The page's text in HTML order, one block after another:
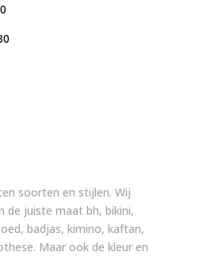
soorten en stijlen. Wij
de juiste maat bh, bikini,
badjas, kimino, kaftan,
Maar ook de kleur en